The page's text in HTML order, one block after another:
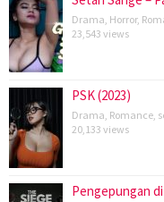
Drama Horror,
23,543 views
PSK (2023)
Drama Romance
20,133 views
Pengepungan